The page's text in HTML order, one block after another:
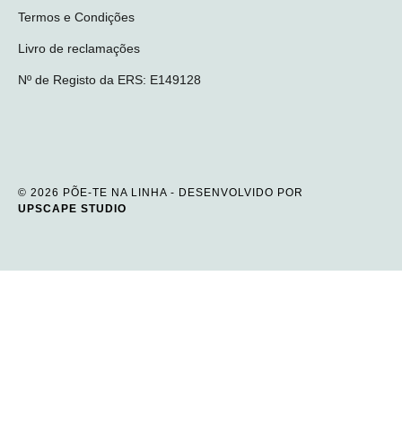
Termos e Condições
Livro de reclamações
Nº de Registo da ERS: E149128
© 2026 PÕE-TE NA LINHA - DESENVOLVIDO POR
UPSCAPE STUDIO